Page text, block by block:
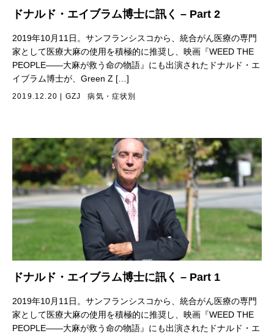
ドナルド・エイブラム博士に訊く – Part 2
2019年10月11日。サンフランシスコから、統合がん医療の専門
家として医療大麻の使用を積極的に推奨し、映画『WEED THE
PEOPLE——大麻が救う命の物語』にも出演されたドナルド・エ
イブラム博士が、Green Z […]
2019.12.20 GZJ 病気・症状別
ドナルド・エイブラム博士に訊く – Part 1
2019年10月11日。サンフランシスコから、統合がん医療の専門
家として医療大麻の使用を積極的に推奨し、映画『WEED THE
PEOPLE——大麻が救う命の物語』にも出演されたドナルド・エ